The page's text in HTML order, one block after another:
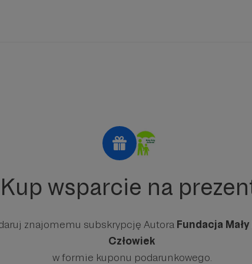
Kup wsparcie na
znajomemu subskrypcję Autora Fundacja
Człowiek
w formie kuponu podarunkowego.